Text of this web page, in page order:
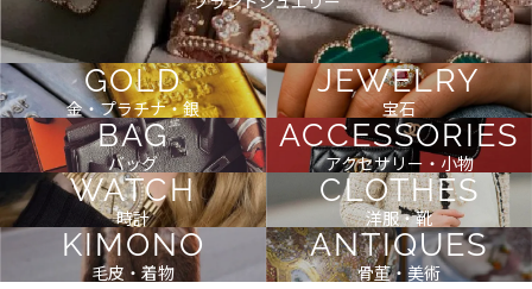
GOLD
金・プラチナ・銀
JEWELRY
宝石
BAG
バッグ
ACCESSORIES
アクセサリー・小物
WATCH
時計
CLOTHES
洋服・靴
KIMONO
毛皮・着物
ANTIQUES
骨董・美術